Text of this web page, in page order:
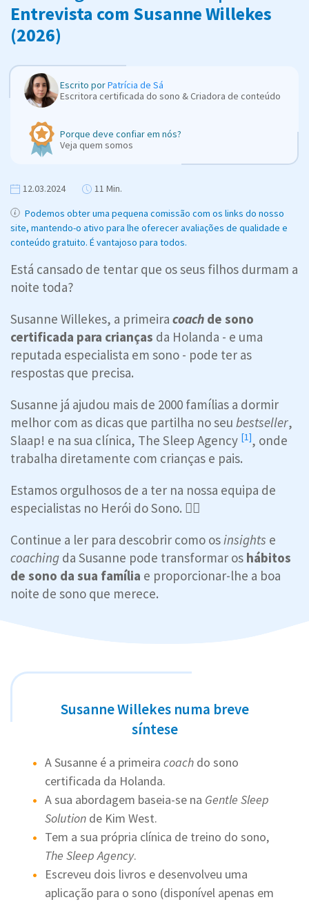
Entrevista com Susanne Willekes
(2026)
Escrito porPatrícia de Sá
Escritora certificada do sono & Criadora de conteúdo
Porque deve confiar em nós?
Veja quem somos
12.03.2024
11 Min.
Podemos obter uma pequena comissão com os links do nosso
site, mantendo-o ativo para lhe oferecer avaliações de qualidade e
conteúdo gratuito. É vantajoso para todos.
Está cansado de tentar que os seus filhos durmam a
noite toda?
Susanne Willekes, a primeira coach de sono
certificada para crianças da Holanda - e uma
reputada especialista em sono - pode ter as
respostas que precisa.
Susanne já ajudou mais de 2000 famílias a dormir
melhor com as dicas que partilha no seu bestseller,
Slaap! e na sua clínica, The Sleep Agency [1], onde
trabalha diretamente com crianças e pais.
Estamos orgulhosos de a ter na nossa equipa de
especialistas no Herói do Sono. 🦸‍♀️
Continue a ler para descobrir como os insights e
coaching da Susanne pode transformar os hábitos
de sono da sua família e proporcionar-lhe a boa
noite de sono que merece.
Susanne Willekes numa breve
síntese
A Susanne é a primeira coach do sono
certificada da Holanda.
A sua abordagem baseia-se na Gentle Sleep
Solution de Kim West.
Tem a sua própria clínica de treino do sono,
The Sleep Agency.
Escreveu dois livros e desenvolveu uma
aplicação para o sono (disponível apenas em